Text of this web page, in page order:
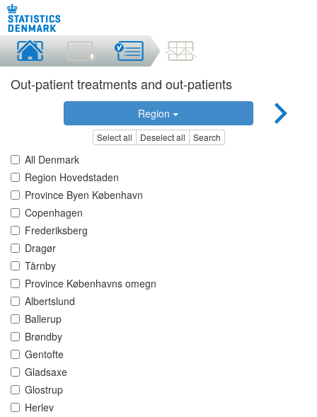
Out-patient treatments and out-patients
Region
Select all Deselect all Search
All Denmark
Region Hovedstaden
Province Byen København
Copenhagen
Frederiksberg
Dragør
Tårnby
Province Københavns omegn
Albertslund
Ballerup
Brøndby
Gentofte
Gladsaxe
Glostrup
Herlev